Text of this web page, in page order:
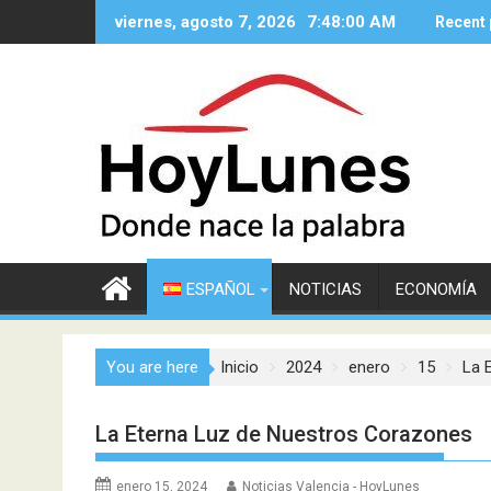
viernes, agosto 7, 2026 7:48:02 AM
ESPAÑOL NOTICIAS ECONOMÍA
You are here Inicio 2024 enero 15 La
La Eterna Luz de Nuestros Corazones
enero 15, 2024 Noticias Valencia - HoyLunes